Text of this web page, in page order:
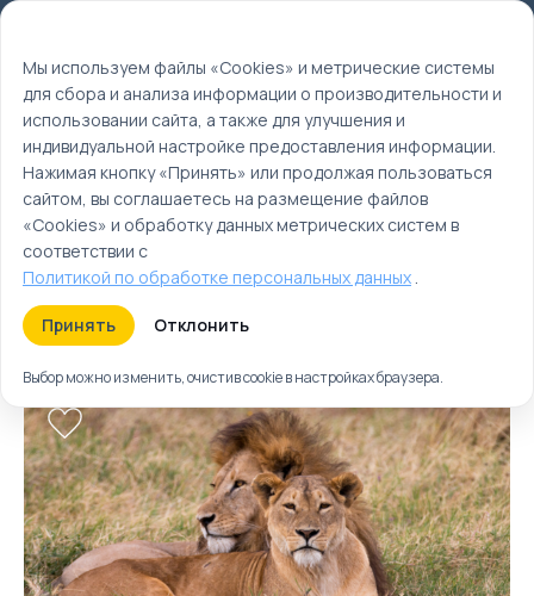
Главная
Туры
Теркс и Кайкос | Туры
и отдых на Теркс и
Кайкос
Туры Круизы
Мы используем файлы «Cookies» и метрические системы
для сбора и анализа информации о производительности и
использовании сайта, а также для улучшения и
индивидуальной настройке предоставления информации.
Нажимая кнопку «Принять» или продолжая пользоваться
сайтом, вы соглашаетесь на размещение файлов
«Cookies» и обработку данных метрических систем в
соответствии с
Политикой по обработке персональных данных.
Принять Отклонить
Выбор можно изменить, очистив cookie в настройках браузера.